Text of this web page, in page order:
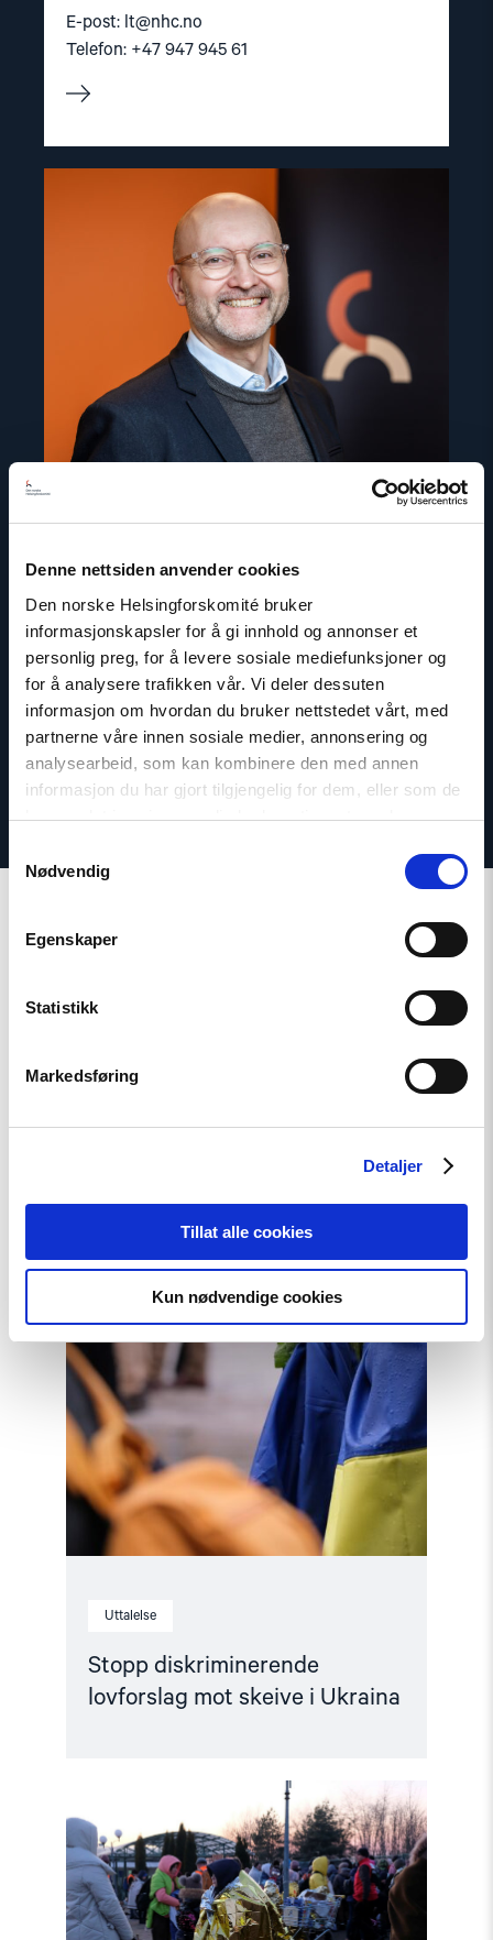
Denne nettsiden anvender cookies
Den norske Helsingforskomité bruker
informasjonskapsler for å gi innhold og annonser et
personlig preg, for å levere sosiale mediefunksjoner og
for å analysere trafikken vår. Vi deler dessuten
informasjon om hvordan du bruker nettstedet vårt, med
partnerne våre innen sosiale medier, annonsering og
analysearbeid, som kan kombinere den med annen
informasjon du har gjort tilgjengelig for dem, eller som de
har samlet inn gjennom din bruk av tjenestene deres.
Nødvendig
Egenskaper
Statistikk
Markedsføring
Detaljer
Tillat alle cookies
Kun nødvendige cookies
E-post: lt@nhc.no
Telefon: +47 947 945 61
Dag A. Fedøy
Kommunikasjonssjef
E-post:daf@nhc.no
Telefon: +47 920 54 309
article
"Dag
Fedøy"
Uttalelse
Stopp diskriminerende
lovforslag mot skeive i Ukraina
article
skeive
Ukraina"
article
"Ny
handlingsplan
for
skeive:
Viktig
tiltak